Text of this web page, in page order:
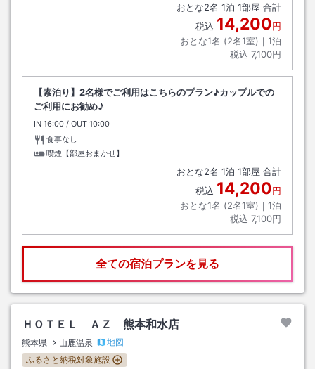
おとな2名 1泊 1部屋 合計
税込 14,200円
おとな1名 (2名1室)｜ 1泊
税込 7,100円
【素泊り】2名様でご利用はこちらのプラン♪カップルでの
ご利用にお勧め♪
IN チェックイン
16:00 / OUT チェックアウト
10:00
食事なし
喫煙【部屋おまかせ】
おとな2名 1泊 1部屋 合計
税込 14,200円
おとな1名 (2名1室)｜ 1泊
税込 7,100円
全ての宿泊プランを見る
ＨＯＴＥＬ ＡＺ 熊本和水店
熊本県 山鹿温泉
地図
ふるさと納税対象施設